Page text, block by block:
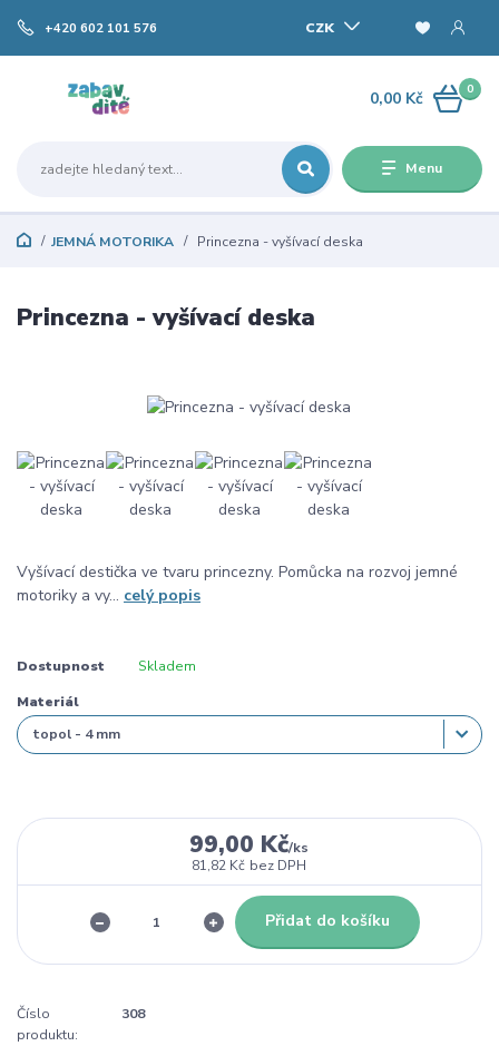
Menu
CZK
+420 602 101 576
0
0,00 Kč
JEMNÁ MOTORIKA Princezna - vyšívací deska
Princezna - vyšívací deska
Vyšívací destička ve tvaru princezny. Pomůcka na rozvoj jemné
motoriky a vy... celý popis
Dostupnost Skladem
Materiál
99,00 Kč/ks
81,82 Kč bez DPH
Přidat do košíku
Číslo
produktu:
308